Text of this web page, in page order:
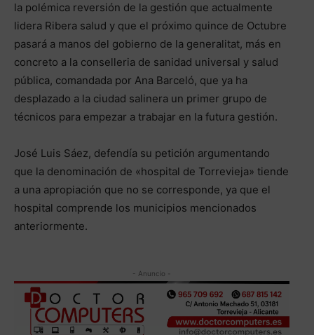
la polémica reversión de la gestión que actualmente
lidera Ribera salud y que el próximo quince de Octubre
pasará a manos del gobierno de la generalitat, más en
concreto a la conselleria de sanidad universal y salud
pública, comandada por Ana Barceló, que ya ha
desplazado a la ciudad salinera un primer grupo de
técnicos para empezar a trabajar en la futura gestión.
José Luis Sáez, defendía su petición argumentando
que la denominación de «hospital de Torrevieja» tiende
a una apropiación que no se corresponde, ya que el
hospital comprende los municipios mencionados
anteriormente.
- Anuncio -